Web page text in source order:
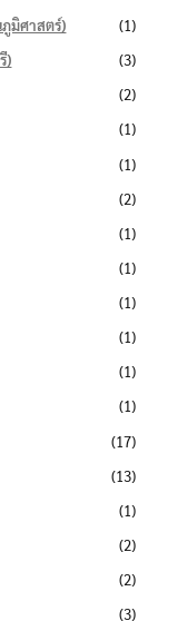
มิศาสตร์)
(1)
)
(3)
(2)
(1)
(1)
(2)
(1)
(1)
(1)
(1)
(1)
(1)
(17)
(13)
(1)
(2)
(2)
(3)